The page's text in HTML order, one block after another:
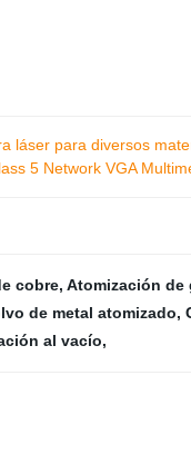
láser para diversos
5 Network VGA
cobre, Atomización de
de metal atomizado,
al vacío,